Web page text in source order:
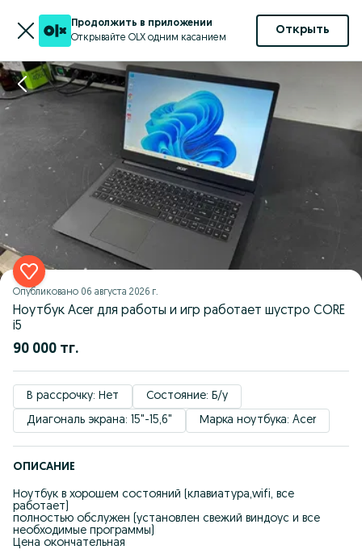
Продолжить в приложении
Открывайте OLX одним касанием
Открыть
Опубликовано 06 августа 2026 г.
Ноутбук Acer для работы и игр работает шустро CORE
i5
90 000 тг.
В рассрочку: Нет
Состояние: Б/у
Диагональ экрана: 15"-15,6"
Марка ноутбука: Acer
ОПИСАНИЕ
Ноутбук в хорошем состояний (клавиатура,wifi, все
работает)
полностью обслужен (установлен свежий виндоус и все
необходимые программы)
Цена окончательная